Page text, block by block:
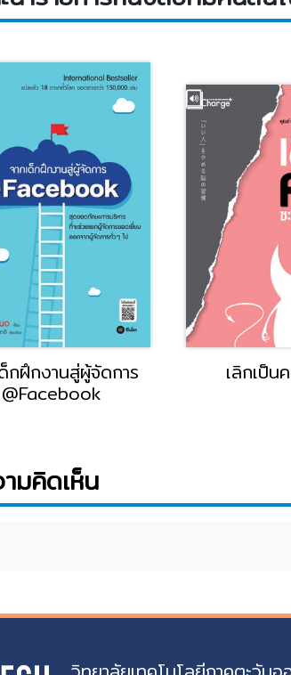
กฝึกงานสู่ผู้จัดการ
@Facebook
เลิกเป็น
มคิดเห็น